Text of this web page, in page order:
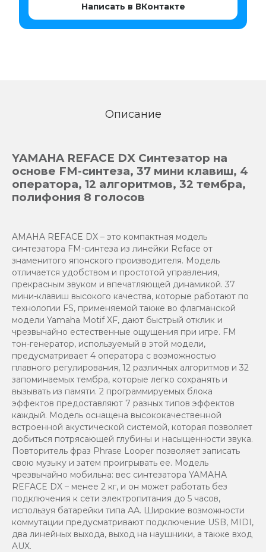
Написать в ВКонтакте
Описание
YAMAHA REFACE DX Синтезатор на
основе FM-синтеза, 37 мини клавиш, 4
оператора, 12 алгоритмов, 32 тембра,
полифония 8 голосов
AMAHA REFACE DX – это компактная модель
синтезатора FM-синтеза из линейки Reface от
знаменитого японского производителя. Модель
отличается удобством и простотой управления,
прекрасным звуком и впечатляющей динамикой. 37
мини-клавиш высокого качества, которые работают по
технологии FS, применяемой также во флагманской
модели Yamaha Motif XF, дают быстрый отклик и
чрезвычайно естественные ощущения при игре. FM
тон-генератор, используемый в этой модели,
предусматривает 4 оператора с возможностью
плавного регулирования, 12 различных алгоритмов и 32
запоминаемых тембра, которые легко сохранять и
вызывать из памяти. 2 программируемых блока
эффектов предоставляют 7 разных типов эффектов
каждый. Модель оснащена высококачественной
встроенной акустической системой, которая позволяет
добиться потрясающей глубины и насыщенности звука.
Повторитель фраз Phrase Looper позволяет записать
свою музыку и затем проигрывать ее. Модель
чрезвычайно мобильна: вес синтезатора YAMAHA
REFACE DX – менее 2 кг, и он может работать без
подключения к сети электропитания до 5 часов,
используя батарейки типа АА. Широкие возможности
коммутации предусматривают подключение USB, MIDI,
два линейных выхода, выход на наушники, а также вход
AUX.